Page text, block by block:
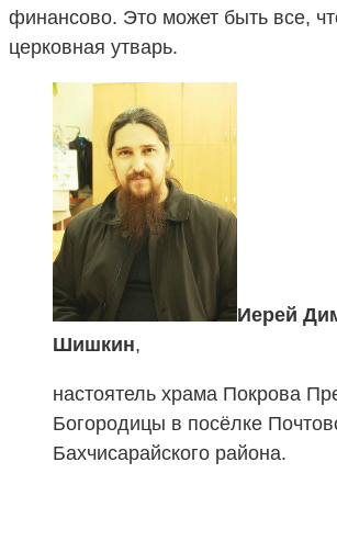
финансово. Это может быть все,
церковная утварь.
Иерей
Шишкин,
настоятель храма Покрова
Богородицы в посёлке
Бахчисарайского района.